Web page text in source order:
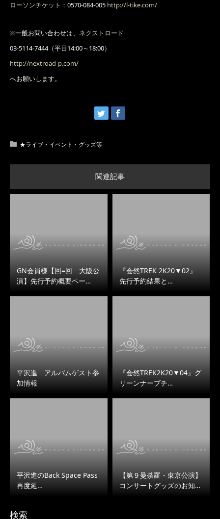
ローソンチケット ：0570-084-005 http://l-tike.com/
※一般お問い合わせは、 ネクストロード
03-5114-7444（平日14:00～18:00）
http://nextroad-p.com/
へお願いします。
★ライブ・イベント・グッズ等
関連記事
GN会員様【回=回 大阪公
演】先行予約概要ペー…
『会然TREK 2K20▼02』
先行予約結果と…
平沢進 アルバムゲスト参
加情報
『会然TREK2K20▼04』グ
リーンナーブチ…
平沢進のBack Space Pass
再度延…
【第９曼荼羅・東京公演】
コンサートグッズのお知…
検索